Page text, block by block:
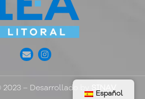
– Desarrollado bySINAV
Español